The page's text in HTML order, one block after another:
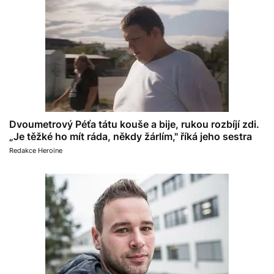
Dvoumetrový Péťa tátu kouše a bije, rukou rozbíjí zdi.
„Je těžké ho mít ráda, někdy žárlím," říká jeho sestra
Redakce Heroine